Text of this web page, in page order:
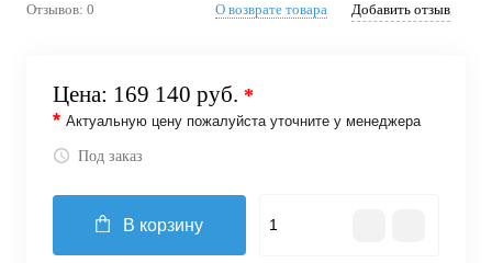
Отзывов: 0 О возврате товара Добавить отзыв
Цена: 169 140 руб. *
* Актуальную цену пожалуйста уточните у менеджера
Под заказ
В корзину